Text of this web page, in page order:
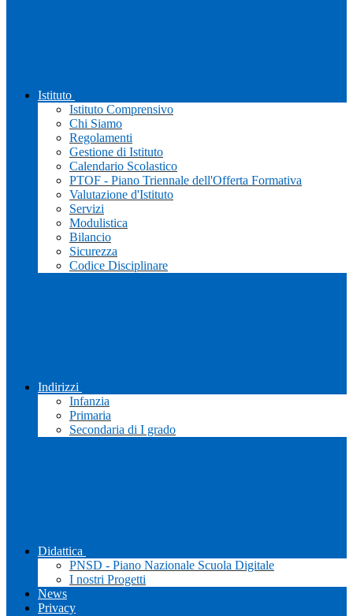
Istituto
Istituto Comprensivo
Chi Siamo
Regolamenti
Gestione di Istituto
Calendario Scolastico
PTOF - Piano Triennale dell'Offerta Formativa
Valutazione d'Istituto
Servizi
Modulistica
Bilancio
Sicurezza
Codice Disciplinare
Indirizzi
Infanzia
Primaria
Secondaria di I grado
Didattica
PNSD - Piano Nazionale Scuola Digitale
I nostri Progetti
News
Privacy